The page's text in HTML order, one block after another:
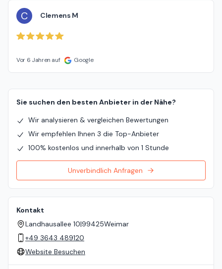
C Clemens M
Vor 6 Jahren auf Google
Sie suchen den besten Anbieter in der Nähe?
Wir analysieren & vergleichen Bewertungen
Wir empfehlen Ihnen 3 die Top-Anbieter
100% kostenlos und innerhalb von 1 Stunde
Unverbindlich Anfragen
Kontakt
Landhausallee 10|99425Weimar
+49 3643 489120
Website Besuchen